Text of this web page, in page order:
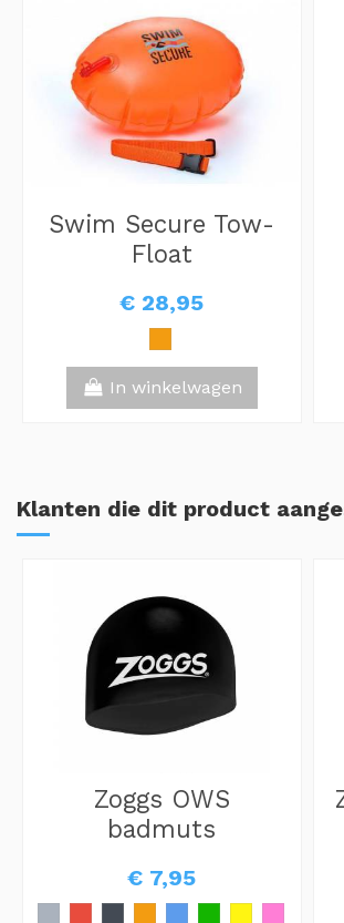
Swim Secure Tow-
Float
€ 28,95
In winkelwagen
Klanten die dit product
Zoggs OWS
badmuts
€ 7,95